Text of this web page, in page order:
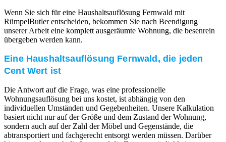
Wenn Sie sich für eine Haushaltsauflösung Fernwald mit
RümpelButler entscheiden, bekommen Sie nach Beendigung
unserer Arbeit eine komplett ausgeräumte Wohnung, die besenrein
übergeben werden kann.
Eine Haushaltsauflösung Fernwald, die jeden
Cent Wert ist
Die Antwort auf die Frage, was eine professionelle
Wohnungsauflösung bei uns kostet, ist abhängig von den
individuellen Umständen und Gegebenheiten. Unsere Kalkulation
basiert nicht nur auf der Größe und dem Zustand der Wohnung,
sondern auch auf der Zahl der Möbel und Gegenstände, die
abtransportiert und fachgerecht entsorgt werden müssen. Darüber